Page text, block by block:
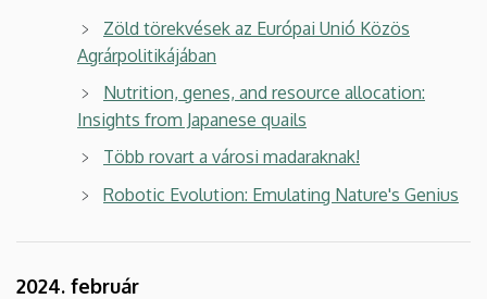
Zöld törekvések az Európai Unió Közös
Agrárpolitikájában
Nutrition, genes, and resource allocation:
Insights from Japanese quails
Több rovart a városi madaraknak!
Robotic Evolution: Emulating Nature's Genius
2024. február